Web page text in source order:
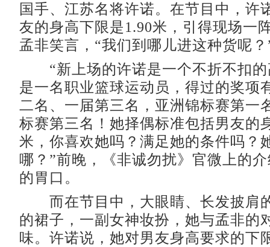
国手、江苏名将许诺。在节目中，许
友的身高下限是1.90米，引得现场一
孟非笑言，“我们到哪儿进这种货呢？
“新上场的许诺是一个不折不扣的
是一名职业篮球运动员，得过的奖项
二名、一届第三名，亚洲锦标赛第一
标赛第三名！她择偶标准包括男友的
米，你喜欢她吗？满足她的条件吗？
哪？”前晚，《非诚勿扰》官微上的
的胃口。
而在节目中，大眼睛、长发披肩
的裙子，一副女神妆扮，她与孟非的
味。许诺说，她对男友身高要求的下